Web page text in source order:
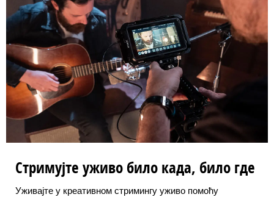
Стримујте уживо било када, било где
Уживајте у креативном стримингу уживо помоћу